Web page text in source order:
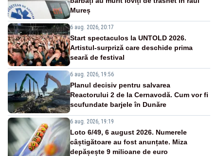
Mureș
6 aug. 2026, 20:17
Start spectaculos la UNTOLD 2026.
Artistul-surpriză care deschide prima
seară de festival
6 aug. 2026, 19:56
Planul decisiv pentru salvarea
Reactorului 2 de la Cernavodă. Cum vor fi
scufundate barjele în Dunăre
6 aug. 2026, 19:19
Loto 6/49, 6 august 2026. Numerele
câștigătoare au fost anunțate. Miza
depășește 9 milioane de euro